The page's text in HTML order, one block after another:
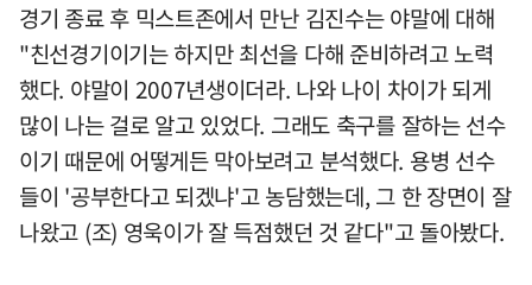
경기 종료 후 믹스트존에서 만난 김진수는 야말에 대해
"친선경기이기는 하지만 최선을 다해 준비하려고 노력
했다. 야말이 2007년생이더라. 나와 나이 차이가 되게
많이 나는 걸로 알고 있었다. 그래도 축구를 잘하는 선수
이기 때문에 어떻게든 막아보려고 분석했다. 용병 선수
들이 '공부한다고 되겠냐'고 농담했는데, 그 한 장면이 잘
나왔고 (조) 영욱이가 잘 득점했던 것 같다"고 돌아봤다.